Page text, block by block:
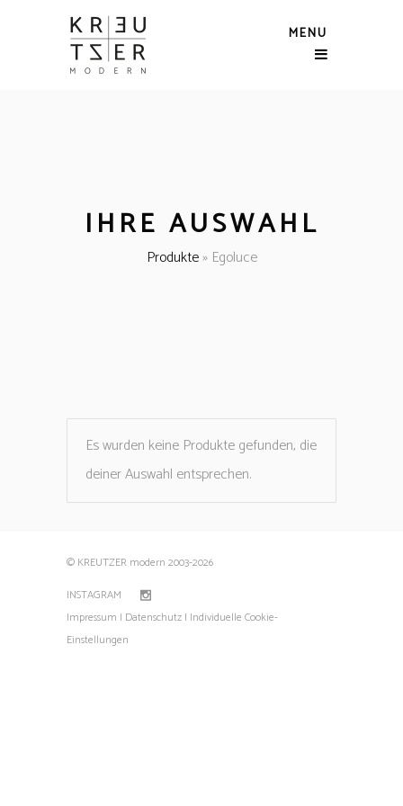
MENU
IHRE AUSWAHL
Produkte» Egoluce
Es wurden keine Produkte gefunden, die
deiner Auswahl entsprechen.
© KREUTZER modern 2003-2026
INSTAGRAM
Impressum | Datenschutz | Individuelle Cookie-
Einstellungen